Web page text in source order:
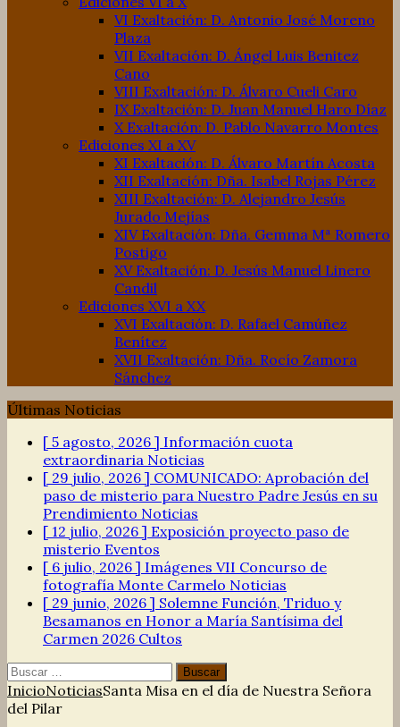
VI Exaltación: D. Antonio José Moreno
Plaza
VII Exaltación: D. Ángel Luis Benitez
Cano
VIII Exaltación: D. Álvaro Cueli Caro
IX Exaltación: D. Juan Manuel Haro Díaz
X Exaltación: D. Pablo Navarro Montes
Ediciones XI a XV
XI Exaltación: D. Álvaro Martín Acosta
XII Exaltación: Dña. Isabel Rojas Pérez
XIII Exaltación: D. Alejandro Jesús
Jurado Mejías
XIV Exaltación: Dña. Gemma Mª Romero
Postigo
XV Exaltación: D. Jesús Manuel Linero
Candil
Ediciones XVI a XX
XVI Exaltación: D. Rafael Camúñez
Benítez
XVII Exaltación: Dña. Rocío Zamora
Sánchez
Últimas Noticias
[ 5 agosto, 2026 ] Información cuota
extraordinaria Noticias
[ 29 julio, 2026 ] COMUNICADO: Aprobación del
paso de misterio para Nuestro Padre Jesús en su
Prendimiento Noticias
[ 12 julio, 2026 ] Exposición proyecto paso de
misterio Eventos
[ 6 julio, 2026 ] Imágenes VII Concurso de
fotografía Monte Carmelo Noticias
[ 29 junio, 2026 ] Solemne Función, Triduo y
Besamanos en Honor a María Santísima del
Carmen 2026 Cultos
Buscar:
InicioNoticiasSanta Misa en el día de Nuestra Señora
del Pilar